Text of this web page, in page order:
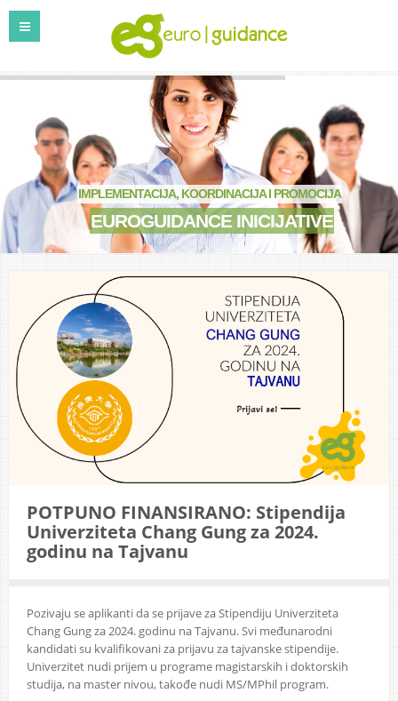
IMPLEMENTACIJA, KOORDINACIJA I PROMOCIJA
EUROGUIDANCE INICIJATIVE
POTPUNO FINANSIRANO: Stipendija
Univerziteta Chang Gung za 2024.
godinu na Tajvanu
Pozivaju se aplikanti da se prijave za Stipendiju Univerziteta
Chang Gung za 2024. godinu na Tajvanu. Svi međunarodni
kandidati su kvalifikovani za prijavu za tajvanske stipendije.
Univerzitet nudi prijem u programe magistarskih i doktorskih
studija, na master nivou, takođe nudi MS/MPhil program.